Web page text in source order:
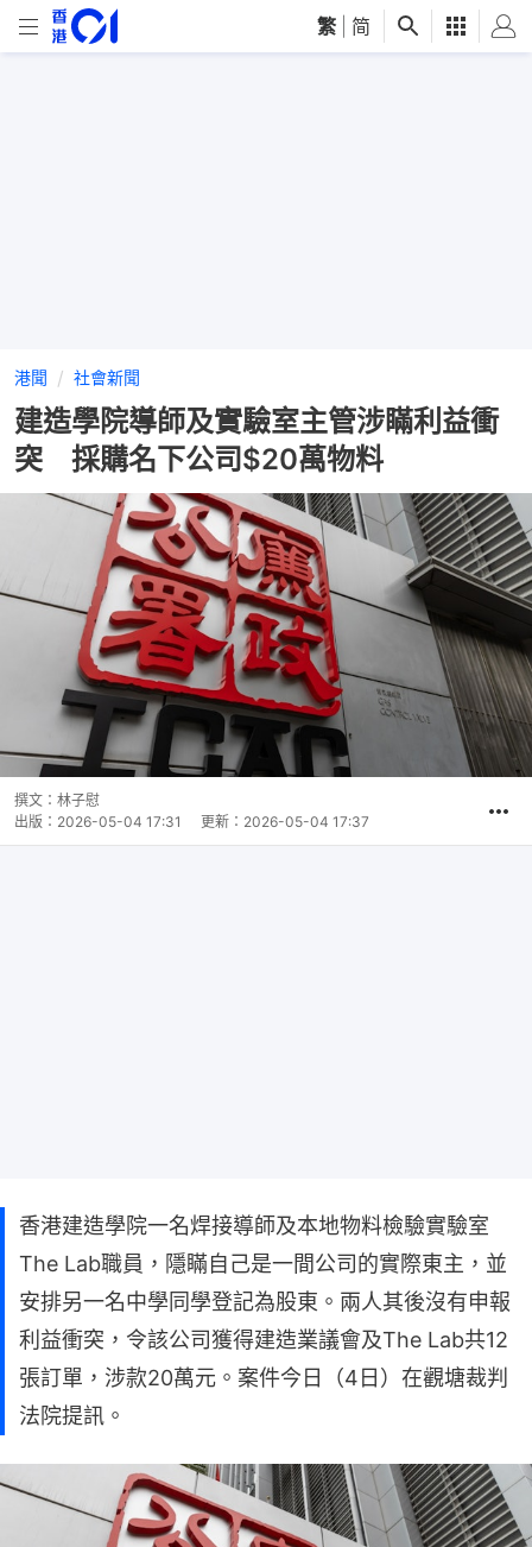
繁 简
港聞 社會新聞
建造學院導師及實驗室主管涉瞞利益衝
突 採購名下公司$20萬物料
撰文： 林子慰
出版： 2026-05-04 17:31 更新： 2026-05-04 17:37
香港建造學院一名焊接導師及本地物料檢驗實驗室
The Lab職員，隱瞞自己是一間公司的實際東主，並
安排另一名中學同學登記為股東。兩人其後沒有申報
利益衝突，令該公司獲得建造業議會及The Lab共12
張訂單，涉款20萬元。案件今日（4日）在觀塘裁判
法院提訊。